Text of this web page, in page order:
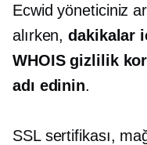
Ecwid yöneticiniz
alırken,dakikalar
WHOIS gizlilik
adı edinin.
SSL sertifikası,